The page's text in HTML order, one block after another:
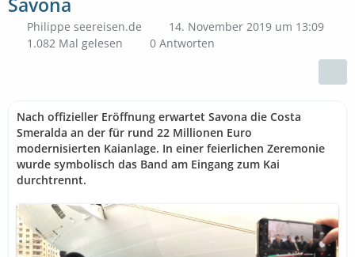
Philippe seereisen.de
14. November 2019 um 13:09
1.082 Mal gelesen
0 Antworten
Nach offizieller Eröffnung erwartet Savona die Costa
Smeralda an der für rund 22 Millionen Euro
modernisierten Kaianlage. In einer feierlichen Zeremonie
wurde symbolisch das Band am Eingang zum Kai
durchtrennt.